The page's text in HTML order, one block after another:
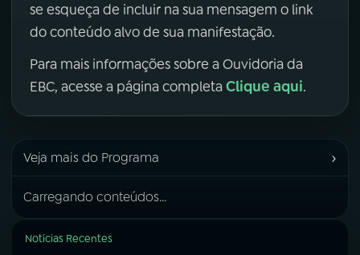
se esqueça de incluir na sua mensagem o link
do conteúdo alvo de sua manifestação.
Para mais informações sobre a Ouvidoria da
EBC, acesse a página completa Clique aqui.
Veja mais do Programa ›
Carregando conteúdos...
Notícias Recentes